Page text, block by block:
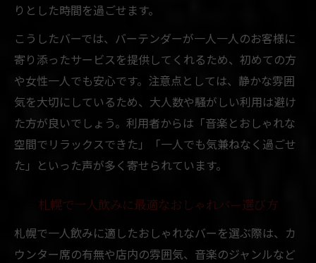
りとした時間を過ごせます。
こうしたバーでは、バーテンダーが一人一人のお客様に
寄り添ったサービスを提供してくれるため、初めての方
や女性一人でも安心です。注意点としては、静かな雰囲
気を大切にしているため、大人数や騒がしい利用は避け
た方が良いでしょう。利用者からは「音楽とおしゃれな
空間でリラックスできた」「一人でも気兼ねなく過ごせ
た」といった声が多く寄せられています。
札幌で一人飲みに最適なおしゃれバー選び方
札幌で一人飲みに適したおしゃれなバーを選ぶ際は、カ
ウンター席の有無や店内の雰囲気、音楽のジャンルなど